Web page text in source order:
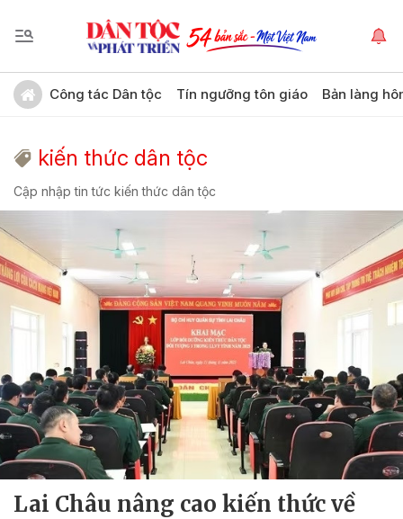
Công tác Dân tộc Tín ngưỡng tôn giáo Bản làng
kiến thức dân tộc
Cập nhập tin tức kiến thức dân tộc
Lai Châu nâng cao kiến thức về